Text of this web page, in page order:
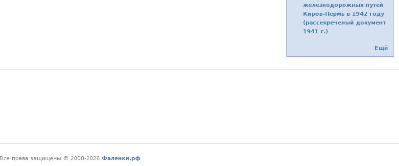
железнодорожных путей
Киров-Пермь в 1942 году
(рассекреченый документ
1941 г.)
Ещё
Все права защищены © 2008-2026 Фаленки.рф